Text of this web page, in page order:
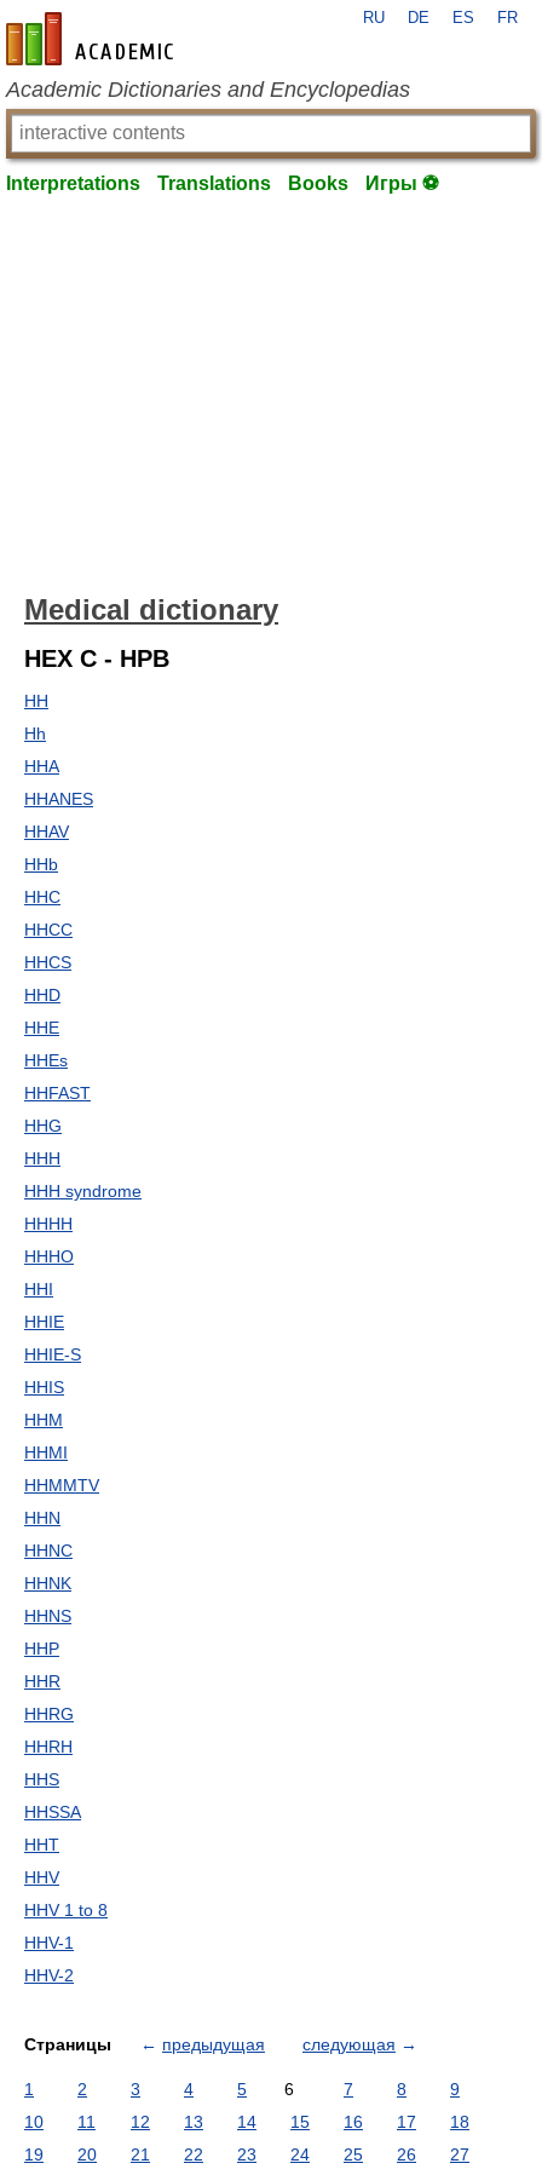
en-academic.com
RU DE ES FR
Academic Dictionaries and Encyclopedias
Interpretations Translations Books Игры ⚽
Medical dictionary
HEX C - HPB
HH
Hh
HHA
HHANES
HHAV
HHb
HHC
HHCC
HHCS
HHD
HHE
HHEs
HHFAST
HHG
HHH
HHH syndrome
HHHH
HHHO
HHI
HHIE
HHIE-S
HHIS
HHM
HHMI
HHMMTV
HHN
HHNC
HHNK
HHNS
HHP
HHR
HHRG
HHRH
HHS
HHSSA
HHT
HHV
HHV 1 to 8
HHV-1
HHV-2
Страницы ← предыдущая следующая →
1 2 3 4 5 6 7 8
9
10
11 12 13 14 15 16 17
18
19
20 21 22 23 24 25 26 27